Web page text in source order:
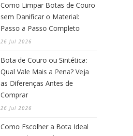
Como Limpar Botas de Couro
sem Danificar o Material:
Passo a Passo Completo
26 Jul 2026
Bota de Couro ou Sintética:
Qual Vale Mais a Pena? Veja
as Diferenças Antes de
Comprar
26 Jul 2026
Como Escolher a Bota Ideal